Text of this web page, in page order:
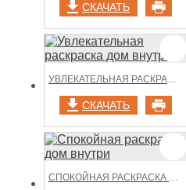
СКАЧАТЬ
УВЛЕКАТЕЛЬНАЯ РАСКРАСКА ДОМ ВНУТРИ
СКАЧАТЬ
СПОКОЙНАЯ РАСКРАСКА ДОМ ВНУТРИ